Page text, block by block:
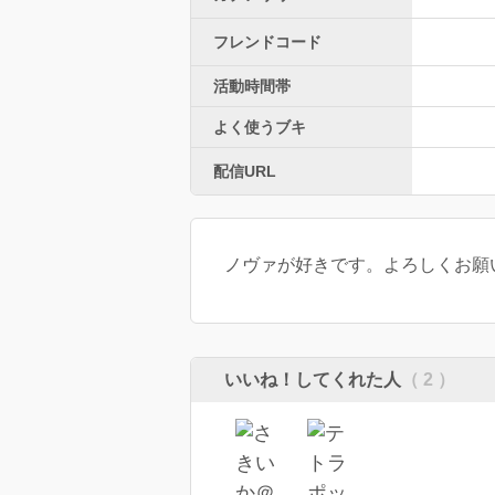
フレンドコード
活動時間帯
よく使うブキ
配信URL
ノヴァが好きです。よろしくお
いいね！してくれた人 （ 2 ）